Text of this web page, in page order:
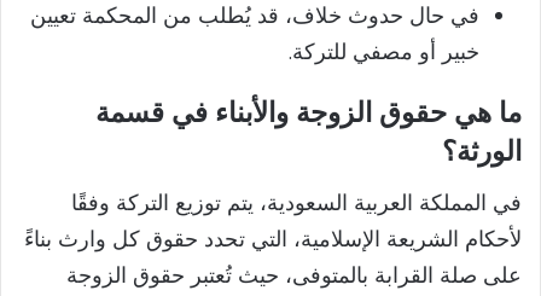
في حال حدوث خلاف، قد يُطلب من المحكمة تعيين
خبير أو مصفي للتركة.
ما هي حقوق الزوجة والأبناء في قسمة
الورثة؟
في المملكة العربية السعودية، يتم توزيع التركة وفقًا
لأحكام الشريعة الإسلامية، التي تحدد حقوق كل وارث بناءً
على صلة القرابة بالمتوفى، حيث تُعتبر حقوق الزوجة